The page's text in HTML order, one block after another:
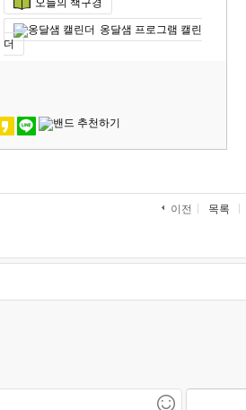
오늘의 책구경
옹달샘 프로그램 캘린
더
이전 목록